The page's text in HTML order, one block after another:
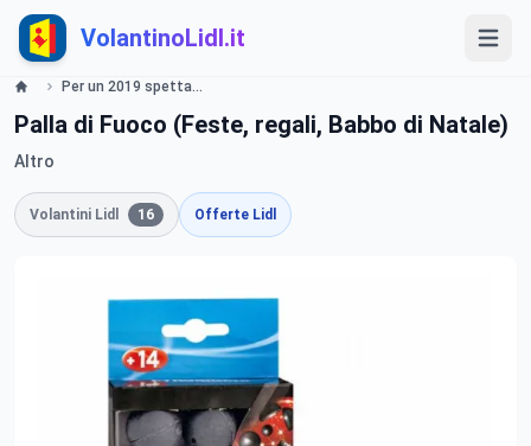
VolantinoLidl.it
Per un 2019 spettacolare - LIDL Catalogue - Offerte valide dal 13 dicembre 2018 Lidl
Palla di Fuoco (Feste, regali, Babbo di Natale)
Altro
Volantini Lidl 16 Offerte Lidl